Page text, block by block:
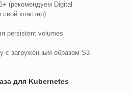
(рекомендуем Digital
кластер)
persistent volumes
с загруженным образом S3
для Kubernetes